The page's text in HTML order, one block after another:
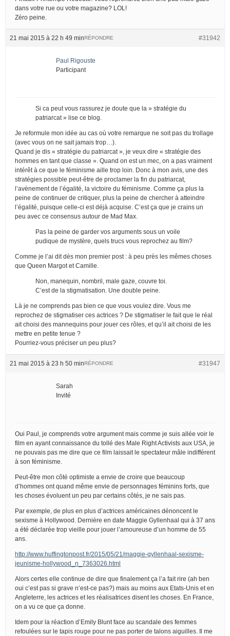
dans votre rue ou votre magazine? LOL!
Zéro peine.
21 mai 2015 à 22 h 49 min #31942
RÉPONDRE
Paul Rigouste
Participant
Si ca peut vous rassurez je doute que la » stratégie du
patriarcat » lise ce blog.
Je reformule mon idée au cas où votre remarque ne soit pas du trollage
(avec vous on ne sait jamais trop…).
Quand je dis « stratégie du patriarcat », je veux dire « stratégie des
hommes en tant que classe ». Quand on est un mec, on a pas vraiment
intérêt à ce que le féminisme aille trop loin. Donc à mon avis, une des
stratégies possible peut-être de proclamer la fin du patriarcat,
l’avènement de l’égalité, la victoire du féminisme. Comme ça plus la
peine de continuer de critiquer, plus la peine de chercher à atteindre
l’égalité, puisque celle-ci est déjà acquise. C’est ça que je crains un
peu avec ce consensus autour de Mad Max.
Pas la peine de garder vos arguments sous un voile
pudique de mystère, quels trucs vous reprochez au film?
Comme je l’ai dit dès mon premier post : à peu près les mêmes choses
que Queen Margot et Camille.
Non, manequin, nombril, male gaze, couvre toi.
C’est de la stigmatisation. Une double peine.
Là je ne comprends pas bien ce que vous voulez dire. Vous me
reprochez de stigmatiser ces actrices ? De stigmatiser le fait que le réal
ait choisi des mannequins pour jouer ces rôles, et qu’il ait choisi de les
mettre en petite tenue ?
Pourriez-vous préciser un peu plus?
21 mai 2015 à 23 h 50 min #31947
RÉPONDRE
Sarah
Invité
Oui Paul, je comprends votre argument mais comme je suis allée voir le
film en ayant connaissance du tollé des Male Right Activists aux USA, je
ne pouvais pas me dire que ce film laissait le spectateur mâle indifférent
à son féminisme.
Peut-être mon côté optimiste a envie de croire que beaucoup
d’hommes ont quand même envie de personnages féminins forts, que
les choses évoluent un peu par certains côtés, je ne sais pas.
Par exemple, de plus en plus d’actrices américaines dénoncent le
sexisme à Hollywood. Dernière en date Maggie Gyllenhaal qui à 37 ans
a été déclarée trop vieille pour jouer l’amoureuse d’un homme de 55
ans.
http://www.huffingtonpost.fr/2015/05/21/maggie-gyllenhaal-sexisme-
jeunisme-hollywood_n_7363026.html
Alors certes elle continue de dire que finalement ça l’a fait rire (ah ben
oui c’est pas si grave n’est-ce pas?) mais au moins aux Etats-Unis et en
Angleterre, les actrices et les réalisatrices disent les choses. En France,
on a vu ce que ça donne.
Idem pour la réaction d’Emily Blunt face au scandale des femmes
refoulées sur le tapis rouge pour ne pas porter de talons aiguilles. Il me